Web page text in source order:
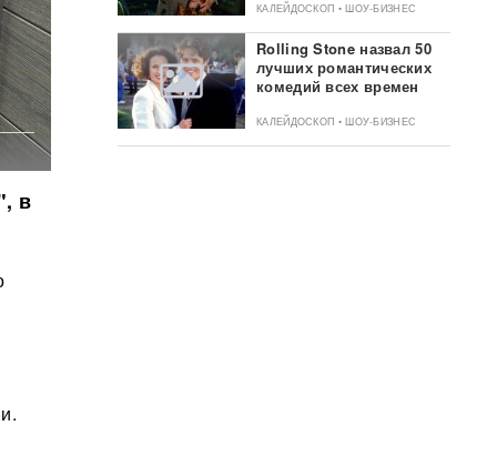
в
КАЛЕЙДОСКОП • ШОУ-БИЗНЕС
Rolling Stone назвал 50
лучших романтических
комедий всех времен
КАЛЕЙДОСКОП • ШОУ-БИЗНЕС